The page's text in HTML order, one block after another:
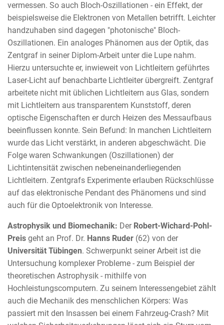
vermessen. So auch Bloch-Oszillationen - ein Effekt, der
beispielsweise die Elektronen von Metallen betrifft. Leichter
handzuhaben sind dagegen "photonische" Bloch-
Oszillationen. Ein analoges Phänomen aus der Optik, das
Zentgraf in seiner Diplom-Arbeit unter die Lupe nahm.
Hierzu untersuchte er, inwieweit von Lichtleitern geführtes
Laser-Licht auf benachbarte Lichtleiter übergreift. Zentgraf
arbeitete nicht mit üblichen Lichtleitern aus Glas, sondern
mit Lichtleitern aus transparentem Kunststoff, deren
optische Eigenschaften er durch Heizen des Messaufbaus
beeinflussen konnte. Sein Befund: In manchen Lichtleitern
wurde das Licht verstärkt, in anderen abgeschwächt. Die
Folge waren Schwankungen (Oszillationen) der
Lichtintensität zwischen nebeneinanderliegenden
Lichtleitern. Zentgrafs Experimente erlauben Rückschlüsse
auf das elektronische Pendant des Phänomens und sind
auch für die Optoelektronik von Interesse.
Astrophysik und Biomechanik: Der Robert-Wichard-Pohl-
Preis geht an Prof. Dr. Hanns Ruder (62) von der
Universität Tübingen. Schwerpunkt seiner Arbeit ist die
Untersuchung komplexer Probleme - zum Beispiel der
theoretischen Astrophysik - mithilfe von
Hochleistungscomputern. Zu seinem Interessengebiet zählt
auch die Mechanik des menschlichen Körpers: Was
passiert mit den Insassen bei einem Fahrzeug-Crash? Mit